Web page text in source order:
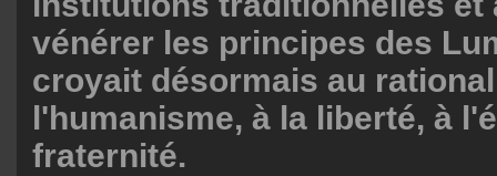
vénérer les principes des
croyait désormais au
l'humanisme, à la liberté, à
fraternité.